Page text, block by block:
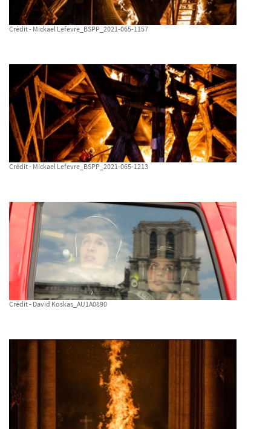
Crédit - Mickael Lefevre_BSPP_2021-065-1157
Crédit - Mickael Lefevre_BSPP_2021-065-1213
Crédit - David Koskas_AU1A0890